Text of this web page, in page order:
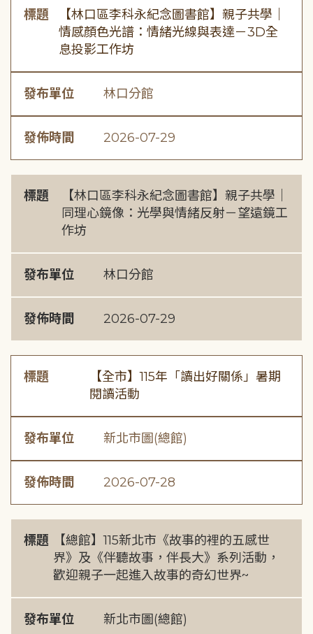
標題
【林口區李科永紀念圖書館】親子共學｜
情感顏色光譜：情緒光線與表達－3D全
息投影工作坊
發布單位 林口分館
發佈時間 2026-07-29
標題
【林口區李科永紀念圖書館】親子共學｜
同理心鏡像：光學與情緒反射－望遠鏡工
作坊
發布單位 林口分館
發佈時間 2026-07-29
標題
【全市】115年「讀出好關係」暑期
閱讀活動
發布單位 新北市圖(總館)
發佈時間 2026-07-28
標題
【總館】115新北市《故事的裡的五感世
界》及《伴聽故事，伴長大》系列活動，
歡迎親子一起進入故事的奇幻世界~
發布單位 新北市圖(總館)